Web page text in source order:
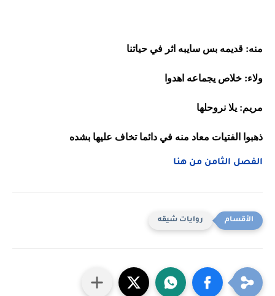
منه: قديمه بس سايبه اثر في حياتنا
ولاء: خلاص يجماعه اهدوا
مريم: يلا نروحلها
ذهبوا الفتيات معاد منه في دائما تخاف عليها بشده
الفصل الثامن من هنا
روايات شيقه